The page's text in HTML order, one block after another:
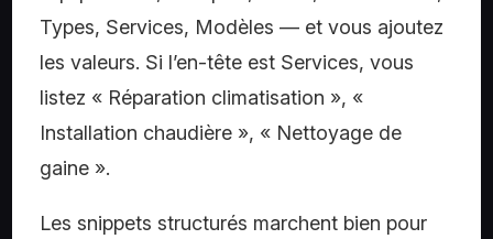
Types, Services, Modèles — et vous ajoutez
les valeurs. Si l’en-tête est Services, vous
listez « Réparation climatisation », «
Installation chaudière », « Nettoyage de
gaine ».
Les snippets structurés marchent bien pour